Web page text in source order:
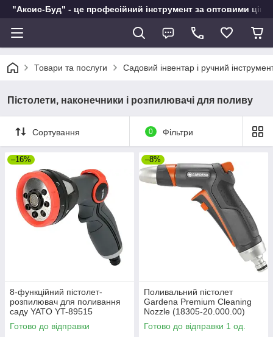
"Аксис-Буд" - це професійний інструмент за оптовими
Товари та послуги Садовий інвентар і ручний
Пістолети, наконечники і розпилювачі для поливу
Сортування 0 Фільтри
–16%
8-функційний пістолет-
розпилювач для поливання
саду YATO YT-89515
Готово до відправки
–8%
Поливальний пістолет
Gardena Premium Cleaning
Nozzle (18305-20.000.00)
Готово до відправки 1 од.